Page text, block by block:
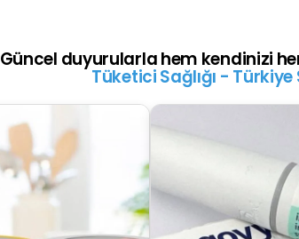
Güncel duyurularla hem kendinizi
Tüketici Sağlığı - Türkiye